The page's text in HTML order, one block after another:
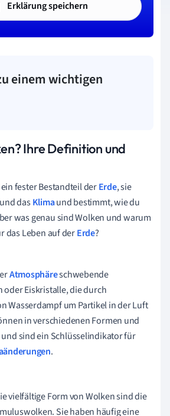
Erklärung speichern
einem wichtigen
Ihre Definition und
fester Bestandteil derErde, sie
dasKlimaund bestimmt, wie du
was genau sind Wolken und warum
das Leben auf derErde?
Atmosphäreschwebende
oder Eiskristalle, die durch
Wasserdampf um Partikel in der Luft
in verschiedenen Formen und
sind ein Schlüsselindikator für
.
vielfältige Form von Wolken sind die
Sie haben häufig eine